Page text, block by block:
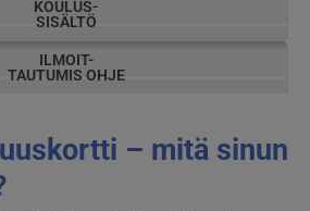
KOULUS-
SISÄLTÖ
ILMOIT-
TAUTUMIS OHJE
– mitä sinun